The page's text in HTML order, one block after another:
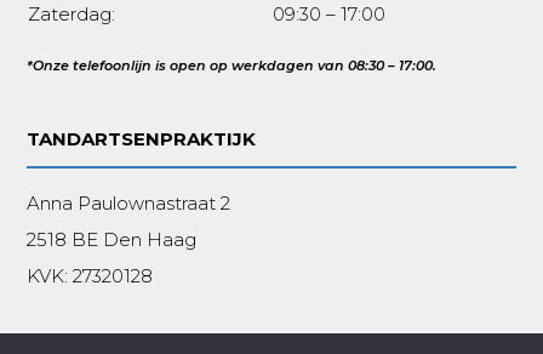
Zaterdag:
09:30 – 17:00
*Onze telefoonlijn is open op werkdagen van 08:30 – 17:00.
TANDARTSENPRAKTIJK
Anna Paulownastraat 2
2518 BE Den Haag
KVK:27320128